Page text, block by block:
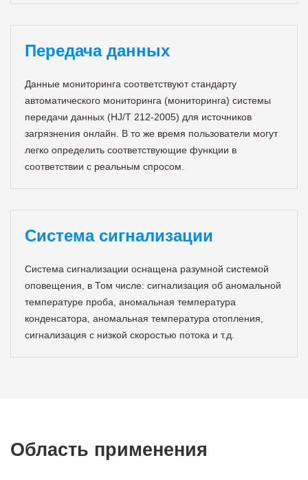
Передача данных
Данные мониторинга соответствуют стандарту
автоматического мониторинга (мониторинга) системы
передачи данных (HJ/T 212-2005) для источников
загрязнения онлайн. В то же время пользователи могут
легко определить соответствующие функции в
соответствии с реальным спросом.
Система сигнализации
Система сигнализации оснащена разумной системой
оповещения, в Том числе: сигнализация об аномальной
температуре проба, аномальная температура
конденсатора, аномальная температура отопления,
сигнализация с низкой скоростью потока и т.д.
Область применения